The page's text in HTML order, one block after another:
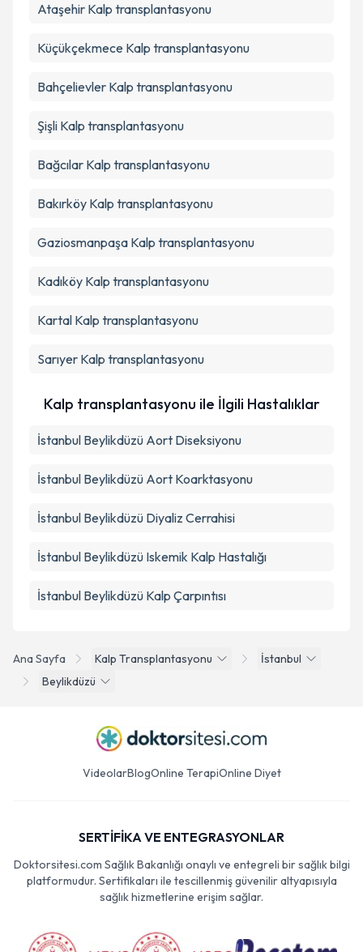
Takvim Talebini Gönder
Ana Sayfa Kalp Transplantasyonu
İstanbul
Beylikdüzü
Ataşehir Kalp transplantasyonu
Küçükçekmece Kalp transplantasyonu
Bahçelievler Kalp transplantasyonu
Şişli Kalp transplantasyonu
Bağcılar Kalp transplantasyonu
Bakırköy Kalp transplantasyonu
Gaziosmanpaşa Kalp transplantasyonu
Kadıköy Kalp transplantasyonu
Kartal Kalp transplantasyonu
Sarıyer Kalp transplantasyonu
Kalp transplantasyonu ile İlgili Hastalıklar
İstanbul Beylikdüzü Aort Diseksiyonu
İstanbul Beylikdüzü Aort Koarktasyonu
İstanbul Beylikdüzü Diyaliz Cerrahisi
İstanbul Beylikdüzü Iskemik Kalp Hastalığı
İstanbul Beylikdüzü Kalp Çarpıntısı
VideolarBlogOnline TerapiOnline Diyet
SERTİFİKA VE ENTEGRASYONLAR
Doktorsitesi.com Sağlık Bakanlığı onaylı ve entegreli bir sağlık bilgi
platformudur. Sertifikaları ile tescillenmiş güvenilir altyapısıyla
sağlık hizmetlerine erişim sağlar.